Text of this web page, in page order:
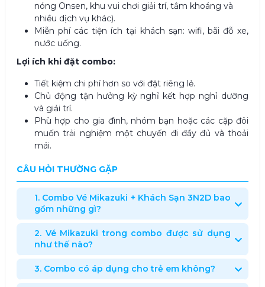
nóng Onsen, khu vui chơi giải trí, tắm khoáng và
nhiều dịch vụ khác).
Miễn phí các tiện ích tại khách sạn: wifi, bãi đỗ xe,
nước uống.
Lợi ích khi đặt combo:
Tiết kiệm chi phí hơn so với đặt riêng lẻ.
Chủ động tận hưởng kỳ nghỉ kết hợp nghỉ dưỡng
và giải trí.
Phù hợp cho gia đình, nhóm bạn hoặc các cặp đôi
muốn trải nghiệm một chuyến đi đầy đủ và thoải
mái.
CÂU HỎI THƯỜNG GẶP
1. Combo Vé Mikazuki + Khách Sạn 3N2D bao
gồm những gì?
2. Vé Mikazuki trong combo được sử dụng
như thế nào?
3. Combo có áp dụng cho trẻ em không?